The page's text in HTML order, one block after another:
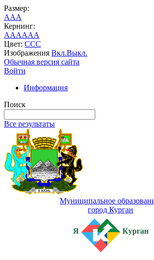
Размер:
AAA
Кернинг:
AAAAAA
Цвет: CCC
Изображения Вкл.Выкл.
Обычная версия сайта
Войти
Информация
Поиск
Все результаты
Муниципальное
город Курган
Я Курган